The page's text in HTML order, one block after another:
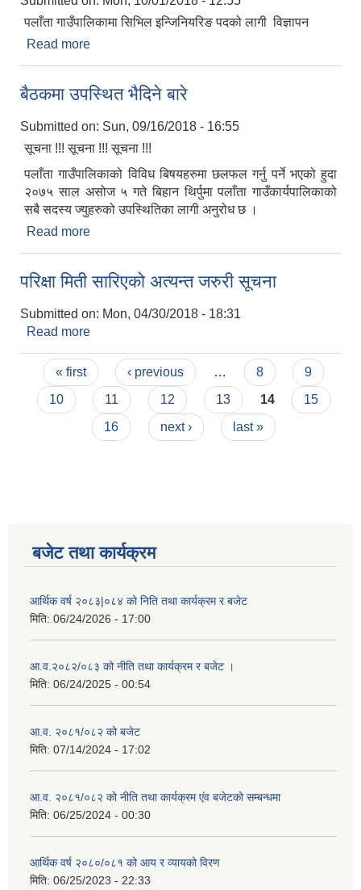
पलाँता गाउँपालिकामा सिभिल इन्जिनियरिङ पदको लागी विज्ञापन
Read more
बैठकमा उपस्थित भैदिने बारे
Submitted on: Sun, 09/16/2018 - 16:55
सूचना !!! सूचना !!! सूचना !!!
पलाँता गाउँपालिकाको विविध बिषयहरुमा छलफल गर्नु पर्ने भएको हुदा
२०७५ साल असोज ५ गते बिहान थिर्पुमा पलाँता गाउँकार्यपालिकाको
सबै सदस्य ज्युहरुको उपस्थितिका लागी अनुरोध छ ।
Read more
परिक्षा मिती सारिएको अत्यन्त जरुरी सूचना
Submitted on: Mon, 04/30/2018 - 18:31
Read more
Pages
« first ‹ previous … 8
9
10
11 12 13 14
15
16
next › last »
बजेट तथा कार्यक्रम
आर्थिक वर्ष २०८३|०८४ को निति तथा कार्यक्रम र बजेट
मिति: 06/24/2026 - 17:00
आ.व.२०८२/०८३ को नीति तथा कार्यक्रम र बजेट ।
मिति: 06/24/2025 - 00:54
आ.व. २०८१/०८२ को बजेट
मिति: 07/14/2024 - 17:02
आ.व. २०८१/०८२ को नीति तथा कार्यक्रम एंव बजेटको सम्बन्धमा
मिति: 06/25/2024 - 00:30
आर्थिक वर्ष २०८०/०८१ को आय र व्यायको विरण
मिति: 06/25/2023 - 22:33